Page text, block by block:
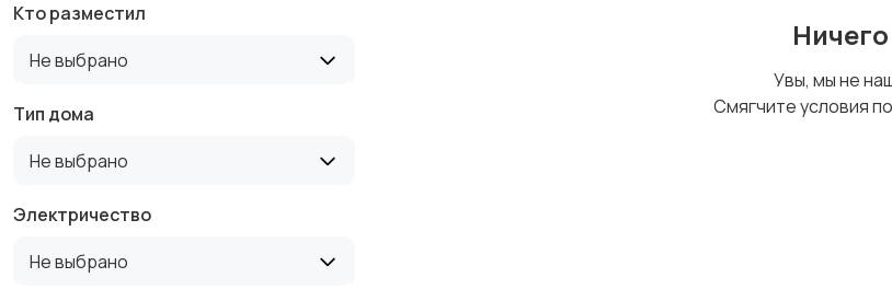
Кто разместил
Не выбрано
Тип дома
Не выбрано
Электричество
Не выбрано
Увы, мы не
Смягчите условия